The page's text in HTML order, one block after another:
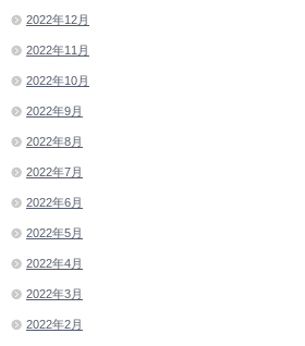
2022年12月
2022年11月
2022年10月
2022年9月
2022年8月
2022年7月
2022年6月
2022年5月
2022年4月
2022年3月
2022年2月